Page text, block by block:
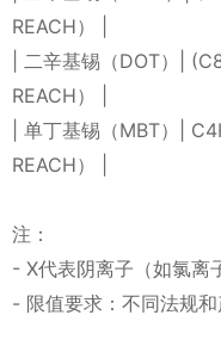
REACH） |
| 二辛基锡（DOT）|
REACH） |
| 单丁基锡（MBT）|
REACH） |
注：
- X代表阴离子（如氯离
- 限值要求：不同法规